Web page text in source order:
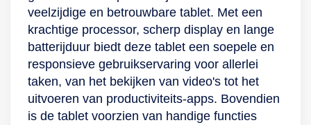
standaard
inbegrepen om
makkelijk te
navigeren en
creatieve
kunstwerken te
maken. Veel
schermtijden
eenvoudig in te
stellen en houd je
hier toezicht op.
Experience. Zo is de
nieuwste versie van
OneUI aanwezig om
soepel door apps te
navigeren,
instellingen aan te
passen en je
veelzijdige en betrouwbare tablet. Met een
krachtige processor, scherp display en lange
batterijduur biedt deze tablet een soepele en
responsieve gebruikservaring voor allerlei
taken, van het bekijken van video's tot het
uitvoeren van productiviteits-apps. Bovendien
is de tablet voorzien van handige functies